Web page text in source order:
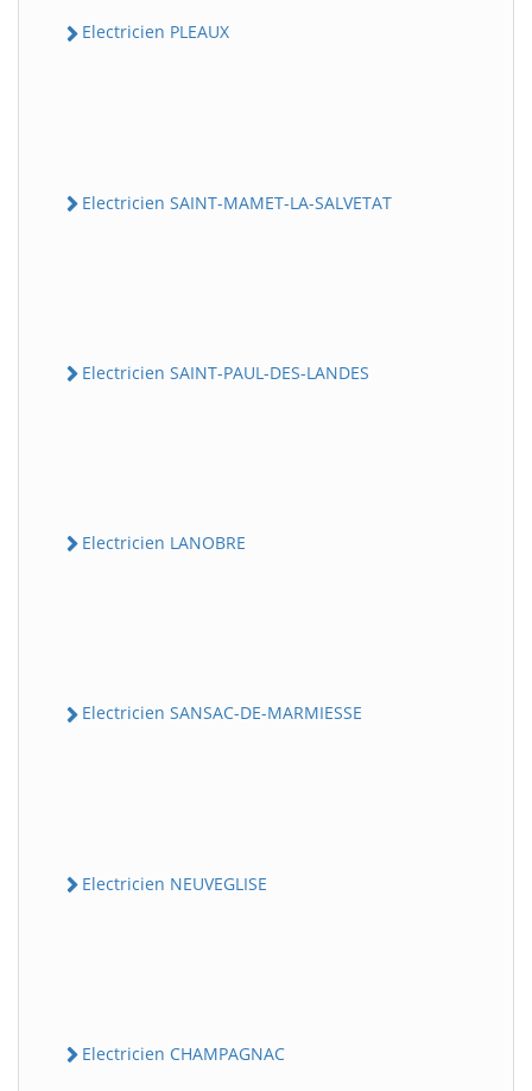
Electricien PLEAUX
Electricien SAINT-MAMET-LA-SALVETAT
Electricien SAINT-PAUL-DES-LANDES
Electricien LANOBRE
Electricien SANSAC-DE-MARMIESSE
Electricien NEUVEGLISE
Electricien CHAMPAGNAC